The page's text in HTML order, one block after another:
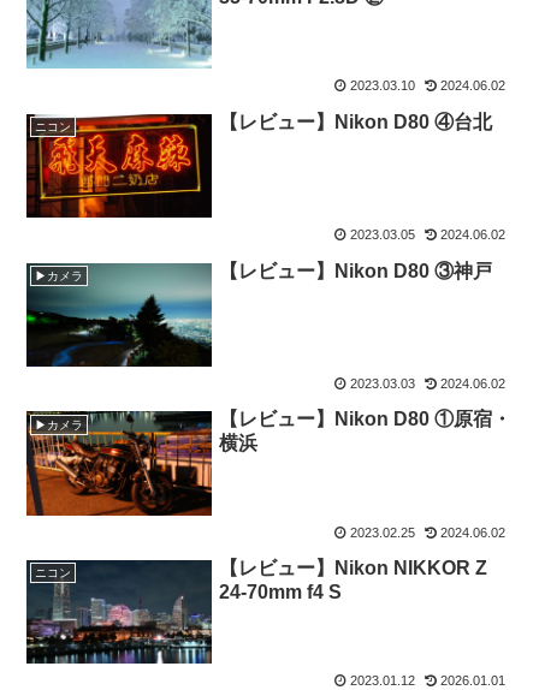
2023.03.10 2024.06.02
ニコン 【レビュー】Nikon D80 ④台北
2023.03.05 2024.06.02
▶カメラ 【レビュー】Nikon D80 ③神戸
2023.03.03 2024.06.02
▶カメラ
【レビュー】Nikon D80 ①原宿・
横浜
2023.02.25 2024.06.02
ニコン
【レビュー】Nikon NIKKOR Z
24-70mm f4 S
2023.01.12 2026.01.01